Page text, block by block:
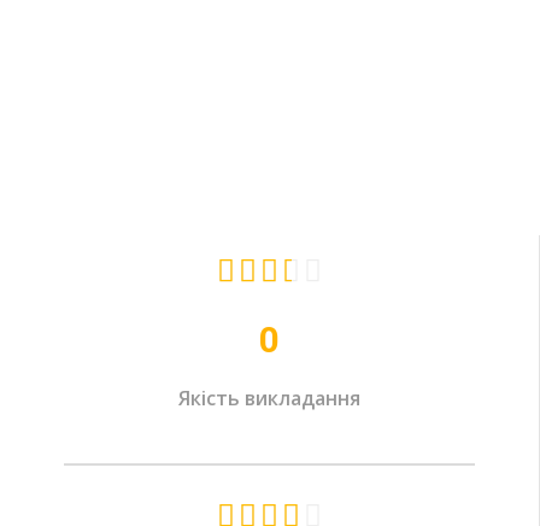
   
Якість викладання
0
   